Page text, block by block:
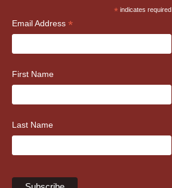
* indicates required
Email Address *
First Name
Last Name